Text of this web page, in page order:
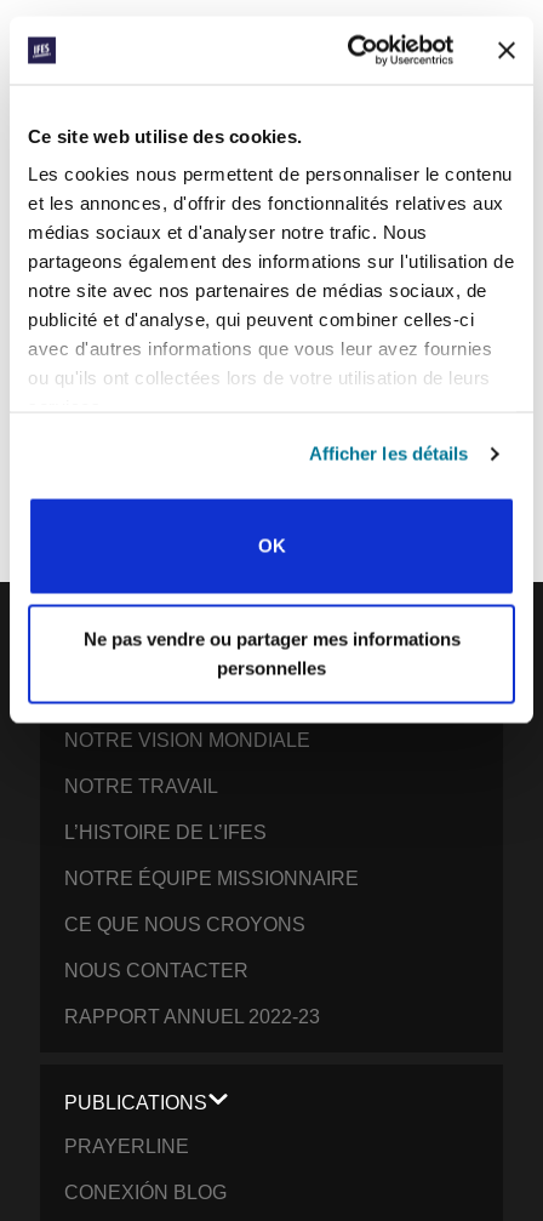
Ce site web utilise des cookies.
Les cookies nous permettent de personnaliser le contenu
et les annonces, d'offrir des fonctionnalités relatives aux
médias sociaux et d'analyser notre trafic. Nous
partageons également des informations sur l'utilisation de
notre site avec nos partenaires de médias sociaux, de
publicité et d'analyse, qui peuvent combiner celles-ci
avec d'autres informations que vous leur avez fournies
ou qu'ils ont collectées lors de votre utilisation de leurs
Afficher les détails
OK
Ne pas vendre ou partager mes informations
personnelles
Nom:
Adresse e-mail:
ENVOYER
Chaque semaine, l’IFES envoie un court e-mail avec des histoires des
inspirer vos prières.
IFES · INTERNATIONAL FELLOWSHIP OF
EVANGELICAL STUDENTS
NOTRE VISION MONDIALE
NOTRE TRAVAIL
L’HISTOIRE DE L’IFES
NOTRE ÉQUIPE MISSIONNAIRE
CE QUE NOUS CROYONS
NOUS CONTACTER
RAPPORT ANNUEL 2022-23
PUBLICATIONS
PRAYERLINE
CONEXIÓN BLOG